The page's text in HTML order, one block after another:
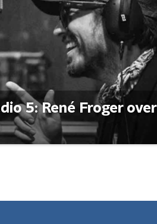
5: René Froger over